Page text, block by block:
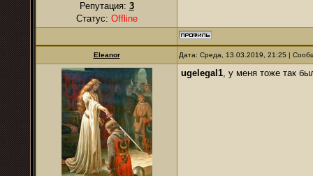
Репутация: 3
Статус: Offline
Eleanor Дата: Среда, 13.03.2019, 21:25 |
ugelegal1, у меня тоже так